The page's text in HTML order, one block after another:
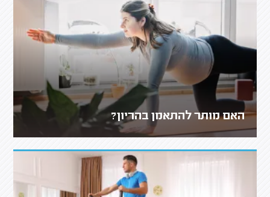
האם מותר להתאמן בהריון?